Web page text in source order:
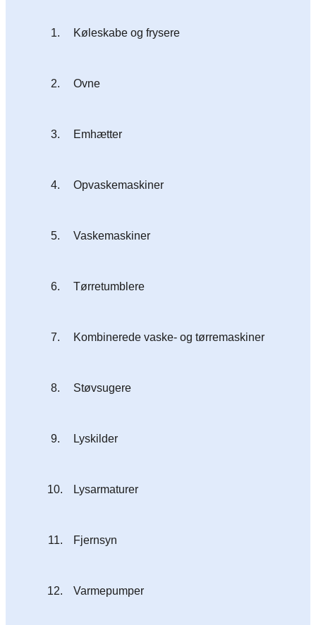
1. Køleskabe og frysere
2. Ovne
3. Emhætter
4. Opvaskemaskiner
5. Vaskemaskiner
6. Tørretumblere
7. Kombinerede vaske- og tørremaskiner
8. Støvsugere
9. Lyskilder
10. Lysarmaturer
11. Fjernsyn
12. Varmepumper